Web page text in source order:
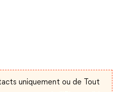
uniquement ou de Tout